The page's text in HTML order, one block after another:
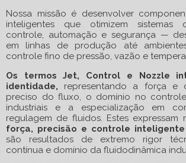
Nossa missão é desenvolver
inteligentes que otimizem sistemas
controle, automação e segurança —
em linhas de produção até
controle fino de pressão, vazão e
Os termos Jet, Control e Nozzle
identidade, representando a força e
preciso do fluxo, o domínio no
industriais e a especialização em
regulagem de fluidos. Estes expressam
força, precisão e controle
são resultados de extremo rigor
contínua e domínio da fluidodinâmica